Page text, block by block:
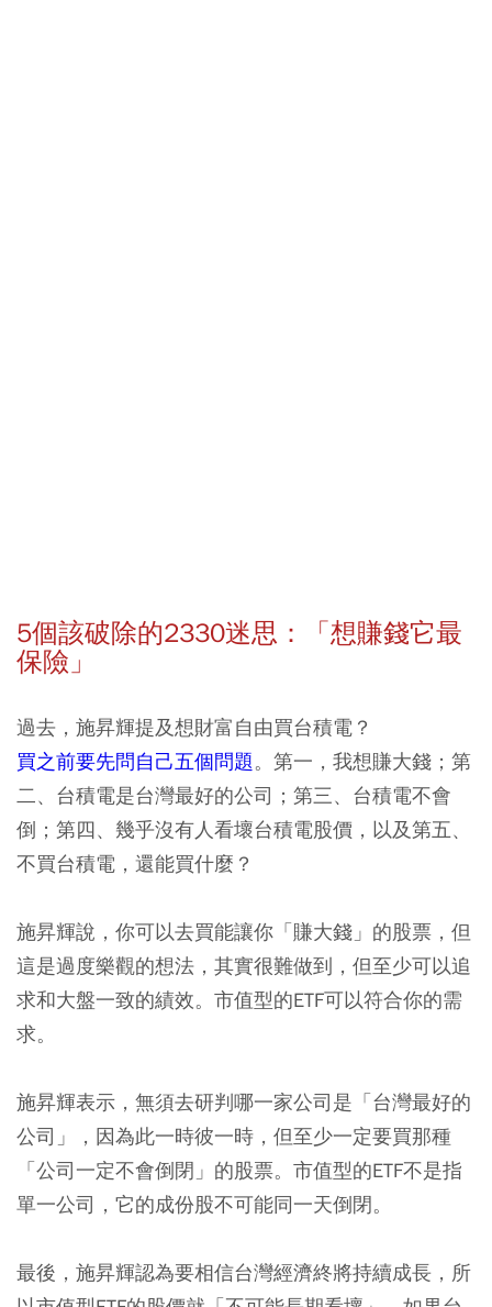
5個該破除的2330迷思：「想賺錢它最
保險」
過去，施昇輝提及想財富自由買台積電？
買之前要先問自己五個問題。第一，我想賺大錢；第
二、台積電是台灣最好的公司；第三、台積電不會
倒；第四、幾乎沒有人看壞台積電股價，以及第五、
不買台積電，還能買什麼？
施昇輝說，你可以去買能讓你「賺大錢」的股票，但
這是過度樂觀的想法，其實很難做到，但至少可以追
求和大盤一致的績效。市值型的ETF可以符合你的需
求。
施昇輝表示，無須去研判哪一家公司是「台灣最好的
公司」，因為此一時彼一時，但至少一定要買那種
「公司一定不會倒閉」的股票。市值型的ETF不是指
單一公司，它的成份股不可能同一天倒閉。
最後，施昇輝認為要相信台灣經濟終將持續成長，所